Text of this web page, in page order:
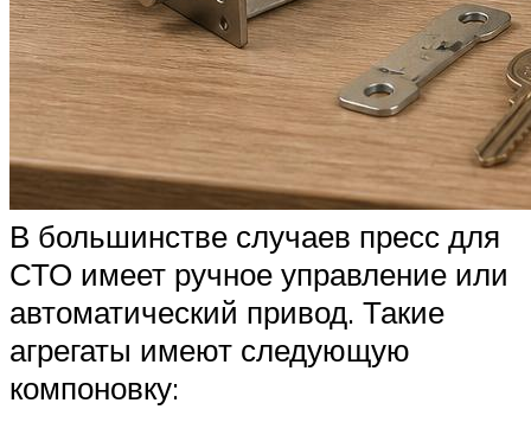
В большинстве случаев пресс для
СТО имеет ручное управление или
автоматический привод. Такие
агрегаты имеют следующую
компоновку: